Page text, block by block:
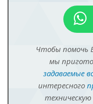
Чтобы помочь
мы
задаваемые
интересного